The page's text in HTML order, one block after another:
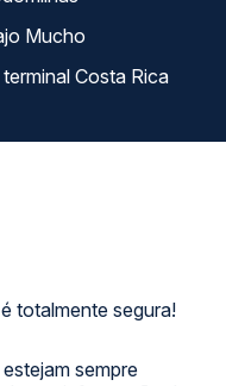
totalmente segura!
sempre
Mucho
La terminal Costa Rica